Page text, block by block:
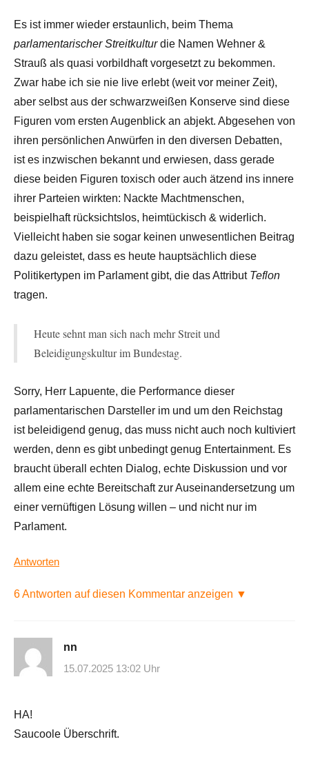
Es ist immer wieder erstaunlich, beim Thema
parlamentarischer Streitkulturdie Namen Wehner &
Strauß als quasi vorbildhaft vorgesetzt zu bekommen.
Zwar habe ich sie nie live erlebt (weit vor meiner Zeit),
aber selbst aus der schwarzweißen Konserve sind diese
Figuren vom ersten Augenblick an abjekt. Abgesehen von
ihren persönlichen Anwürfen in den diversen Debatten,
ist es inzwischen bekannt und erwiesen, dass gerade
diese beiden Figuren toxisch oder auch ätzend ins innere
ihrer Parteien wirkten: Nackte Machtmenschen,
beispielhaft rücksichtslos, heimtückisch & widerlich.
Vielleicht haben sie sogar keinen unwesentlichen Beitrag
dazu geleistet, dass es heute hauptsächlich diese
Politikertypen im Parlament gibt, die das Attribut Teflon
tragen.
Heute sehnt man sich nach mehr Streit und
Beleidigungskultur im Bundestag.
Sorry, Herr Lapuente, die Performance dieser
parlamentarischen Darsteller im und um den Reichstag
ist beleidigend genug, das muss nicht auch noch kultiviert
werden, denn es gibt unbedingt genug Entertainment. Es
braucht überall echten Dialog, echte Diskussion und vor
allem eine echte Bereitschaft zur Auseinandersetzung um
einer vernüftigen Lösung willen – und nicht nur im
Parlament.
Antworten
6 Antworten auf diesen Kommentar anzeigen ▼
nn
15.07.2025 13:02 Uhr
HA!
Saucoole Überschrift.